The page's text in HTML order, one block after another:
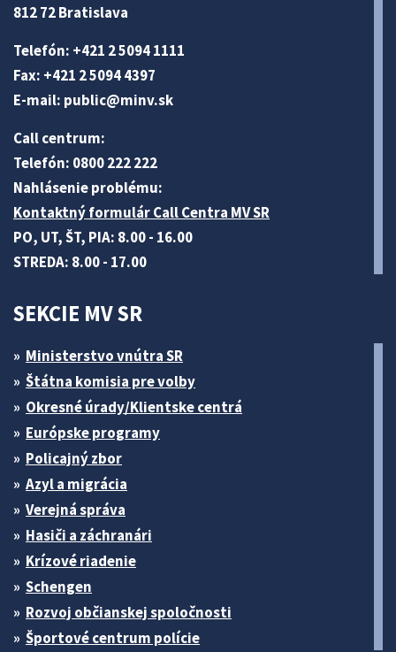
812 72 Bratislava
Telefón: +421 2 5094 1111
Fax: +421 2 5094 4397
E-mail: public@minv.sk
Call centrum:
Telefón: 0800 222 222
Nahlásenie problému:
Kontaktný formulár Call Centra MV SR
PO, UT, ŠT, PIA: 8.00 - 16.00
STREDA: 8.00 - 17.00
SEKCIE MV SR
Ministerstvo vnútra SR
Štátna komisia pre volby
Okresné úrady/Klientske centrá
Európske programy
Policajný zbor
Azyl a migrácia
Verejná správa
Hasiči a záchranári
Krízové riadenie
Schengen
Rozvoj občianskej spoločnosti
Športové centrum polície